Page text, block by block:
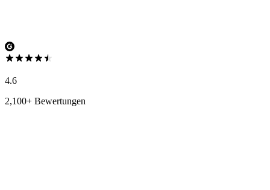
4.6
2,100+ Bewertungen